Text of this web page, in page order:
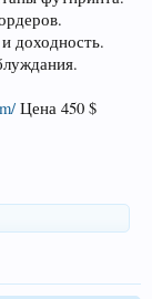
доходность.
Цена 450 $